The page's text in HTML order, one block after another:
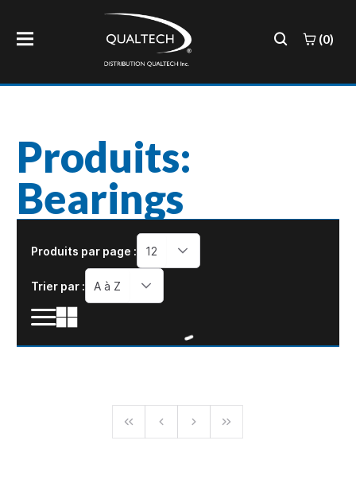
(0)
Produits:
Bearings
Produits par page : 12
Trier par : A à Z